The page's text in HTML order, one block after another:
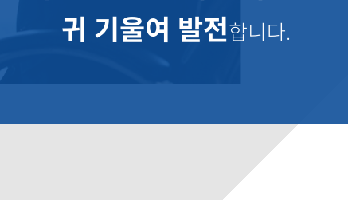
귀 기울여 발전합니다.